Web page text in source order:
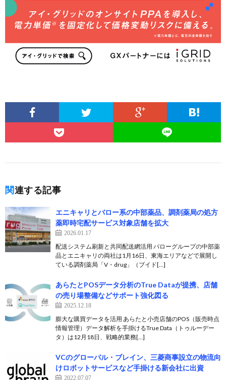
関連する記事
エニキャリとバロー系の中部薬品、調剤薬局の処方
薬即時宅配サービス対象店舗を拡大
2026.01.17
配送システム刷新と共同配送網活用 バローグループの中部薬
品とエニキャリの両社は1月16日、東海エリアなどで展開し
ている調剤薬局「V・drug」（ブイド[…]
あらたとPOSデータ分析のTrue Dataが提携、店舗
の売り場整備などサポート強化図る
2025.12.18
膨大な購買データを活用 あらたと小売店舗のPOS（販売時点
情報管理）データ解析を手掛けるTrue Data（トゥルーデー
タ）は12月18日、戦略的業務[…]
VCのグローバル・ブレイン、三菱商事設立の物流向
けロボットサービスなど手掛ける新会社に出資
2022.07.07